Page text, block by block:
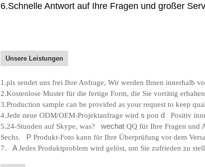
6.Schnelle Antwort auf Ihre Fragen und großer
Unsere Leistungen
1.pls sendet uns frei Ihre Anfrage, Wir werden Ihnen innerhalb
2.Kostenlose Muster für die fertige Form, die Sie vorrätig
3.Production sample can be provided as your request to keep
4.Jede neue ODM/OEM-Projektanfrage wirdspond
Positiv
5.24-Stunden auf Skype, was?wechatQQ für Ihre Fragen und
Sechs. PProdukt-Foto kann für Ihre Überprüfung vor dem
7.AJedes Produktproblem wird gelöst, um Sie zufrieden zu